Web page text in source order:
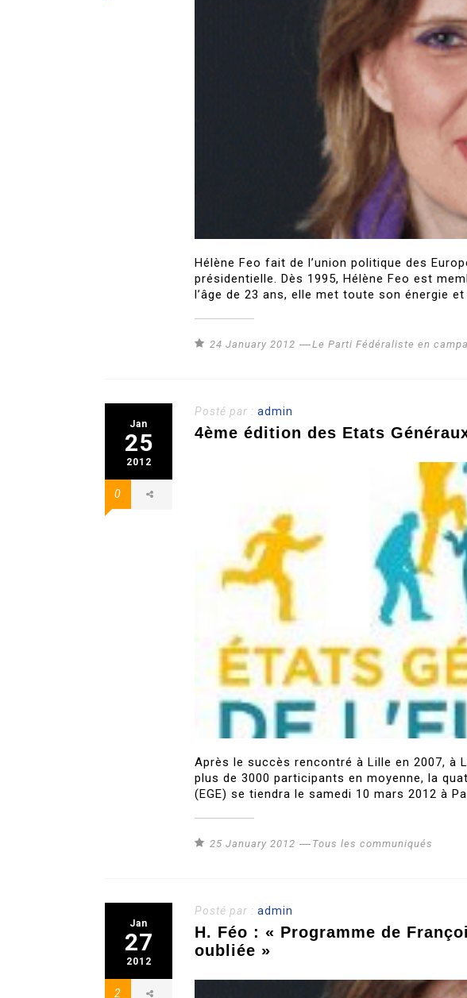
Hélène Feo fait de l’union politique des
présidentielle. Dès 1995, Hélène Feo est
l’âge de 23 ans, elle met toute son énergie
24 January 2012 Le Parti Fédéraliste en
Jan
25
2012
0
Posté par : admin
4ème édition des Etats
Après le succès rencontré à Lille en 2007, à
plus de 3000 participants en moyenne, la
(EGE) se tiendra le samedi 10 mars 2012 à
25 January 2012 Tous les communiqués
Jan
27
2012
2
Posté par : admin
H. Féo : « Programme de
oubliée »